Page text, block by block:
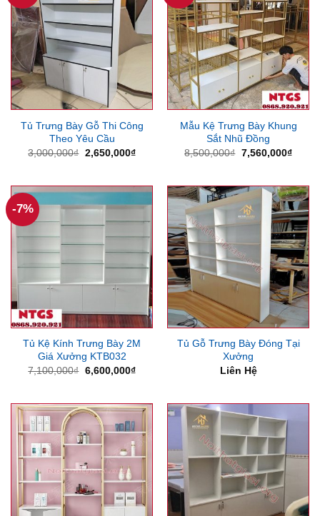
Tủ Trưng Bày Gỗ Thi Công
Theo Yêu Cầu
3,000,000₫ Giá
2,650,000₫Giá
2,650,000₫.
Mẫu Kệ Trưng Bày Khung
Sắt Nhũ Đồng
8,500,000₫ Giá
7,560,000₫Giá
-7%
Tủ Kệ Kính Trưng Bày 2M
Giá Xưởng KTB032
7,100,000₫ Giá
6,600,000₫Giá
6,600,000₫.
Tủ Gỗ Trưng Bày Đóng Tại
Xưởng
Liên Hệ